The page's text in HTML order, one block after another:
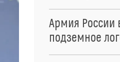
Армия России
подземное